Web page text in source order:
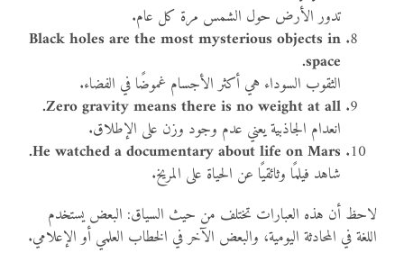
تدور الأرض حول الشمس مرة كل عام.
Black holes are the most mysterious objects in
space.
الثقوب السوداء هي أكثر الأجسام غموضًا في الفضاء.
Zero gravity means there is no weight at all.
انعدام الجاذبية يعني عدم وجود وزن على الإطلاق.
He watched a documentary about life on Mars.
شاهد فيلمًا وثائقيًا عن الحياة على المريخ.
لاحظ أن هذه العبارات تختلف من حيث السياق: البعض يستخدم
اللغة في المحادثة اليومية، والبعض الآخر في الخطاب العلمي أو الإعلامي.